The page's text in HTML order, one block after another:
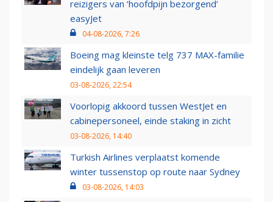
reizigers van ‘hoofdpijn bezorgend’
easyJet
04-08-2026, 7:26
Boeing mag kleinste telg 737 MAX-familie
eindelijk gaan leveren
03-08-2026, 22:54
Voorlopig akkoord tussen WestJet en
cabinepersoneel, einde staking in zicht
03-08-2026, 14:40
Turkish Airlines verplaatst komende
winter tussenstop op route naar Sydney
03-08-2026, 14:03